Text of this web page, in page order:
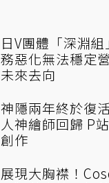
日V團體「深淵
務惡化無法穩定
未來去向
神隱兩年終於復
人神繪師回歸 P
創作
展現大胸襟！